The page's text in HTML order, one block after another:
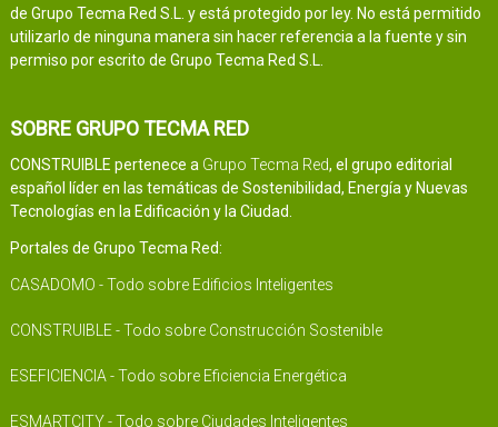
de Grupo Tecma Red S.L. y está protegido por ley. No está permitido
utilizarlo de ninguna manera sin hacer referencia a la fuente y sin
permiso por escrito de Grupo Tecma Red S.L.
SOBRE GRUPO TECMA RED
CONSTRUIBLE pertenece a Grupo Tecma Red, el grupo editorial
español líder en las temáticas de Sostenibilidad, Energía y Nuevas
Tecnologías en la Edificación y la Ciudad.
Portales de Grupo Tecma Red:
CASADOMO - Todo sobre Edificios Inteligentes
CONSTRUIBLE - Todo sobre Construcción Sostenible
ESEFICIENCIA - Todo sobre Eficiencia Energética
ESMARTCITY - Todo sobre Ciudades Inteligentes